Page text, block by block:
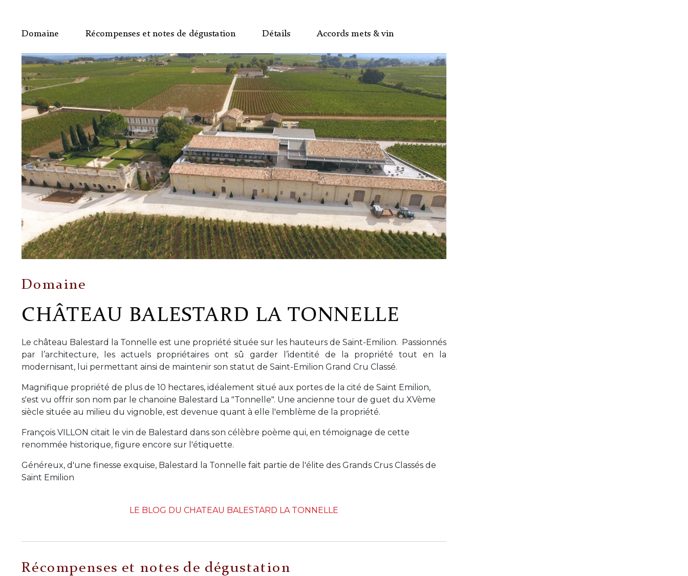
Domaine Récompenses et notes de dégustation Détails Accords mets & vin
Domaine
CHÂTEAU BALESTARD LA TONNELLE
Le château Balestard la Tonnelle est une propriété située sur les hauteurs de Saint-Emilion. Passionnés
par l’architecture, les actuels propriétaires ont sû garder l’identité de la propriété tout en la
modernisant, lui permettant ainsi de maintenir son statut de Saint-Emilion Grand Cru Classé.
Magnifique propriété de plus de 10 hectares, idéalement situé aux portes de la cité de Saint Emilion,
s'est vu offrir son nom par le chanoine Balestard La "Tonnelle". Une ancienne tour de guet du XVème
siècle située au milieu du vignoble, est devenue quant à elle l'emblème de la propriété.
François VILLON citait le vin de Balestard dans son célèbre poème qui, en témoignage de cette
renommée historique, figure encore sur l'étiquette.
Généreux, d'une finesse exquise, Balestard la Tonnelle fait partie de l'élite des Grands Crus Classés de
Saint Emilion
LE BLOG DU CHATEAU BALESTARD LA TONNELLE
Récompenses et notes de dégustation